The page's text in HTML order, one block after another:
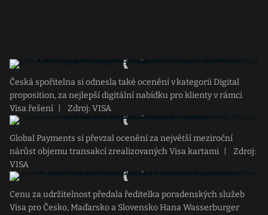
Česká spořitelna si odnesla také ocenění v kategorii Digital
proposition, za nejlepší digitální nabídku pro klienty v rámci
Visa řešení
Zdroj: VISA
Global Payments si převzal ocenění za největší meziroční
nárůst objemu transakcí zrealizovaných Visa kartami
Zdroj:
VISA
Cenu za udržitelnost předala ředitelka poradenských služeb
Visa pro Česko, Maďarsko a Slovensko Hana Wasserburger